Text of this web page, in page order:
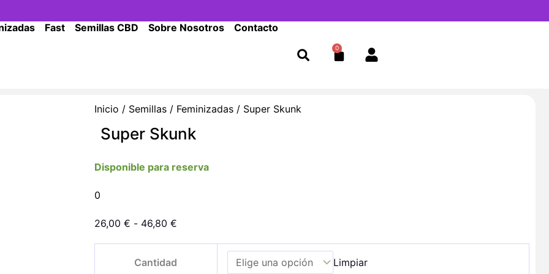
Fast Semillas CBD Sobre Nosotros Contacto
0
Cart
Inicio / Semillas/ Feminizadas/ Super Skunk
Super Skunk
Disponible para reserva
0
26,00 € - 46,80 €Rango
desde
Cantidad Limpiar